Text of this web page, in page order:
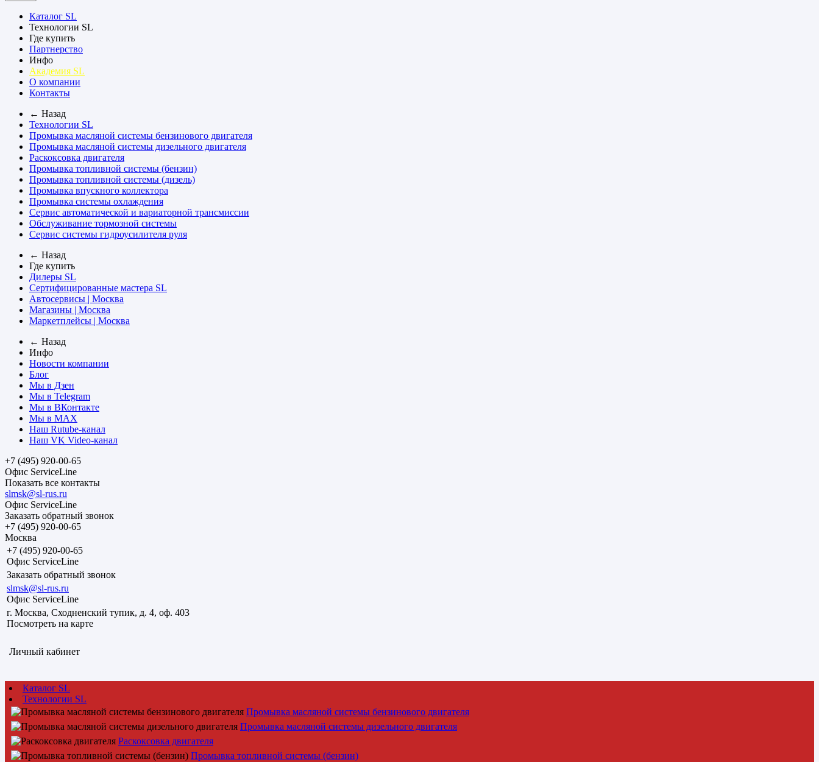
Каталог SL
Технологии SL
Где купить
Партнерство
Инфо
Академия SL
О компании
Контакты
← Назад
Технологии SL
Промывка масляной системы бензинового двигателя
Промывка масляной системы дизельного двигателя
Раскоксовка двигателя
Промывка топливной системы (бензин)
Промывка топливной системы (дизель)
Промывка впускного коллектора
Промывка системы охлаждения
Сервис автоматической и вариаторной трансмиссии
Обслуживание тормозной системы
Сервис системы гидроусилителя руля
← Назад
Где купить
Дилеры SL
Сертифицированные мастера SL
Автосервисы | Москва
Магазины | Москва
Маркетплейсы | Москва
← Назад
Инфо
Новости компании
Блог
Мы в Дзен
Мы в Telegram
Мы в ВКонтакте
Мы в MAX
Наш Rutube-канал
Наш VK Video-канал
+7 (495) 920-00-65
Офис ServiceLine
Показать все контакты
slmsk@sl-rus.ru
Офис ServiceLine
Заказать обратный звонок
+7 (495) 920-00-65
Москва
+7 (495) 920-00-65
Офис ServiceLine
Заказать обратный звонок
slmsk@sl-rus.ru
Офис ServiceLine
г. Москва, Сходненский тупик, д. 4, оф. 403
Посмотреть на карте
Личный кабинет
Каталог SL
Технологии SL
Промывка масляной системы бензинового двигателя
Промывка масляной системы дизельного двигателя
Раскоксовка двигателя
Промывка топливной системы (бензин)